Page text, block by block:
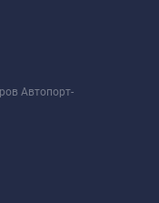
Автопорт-